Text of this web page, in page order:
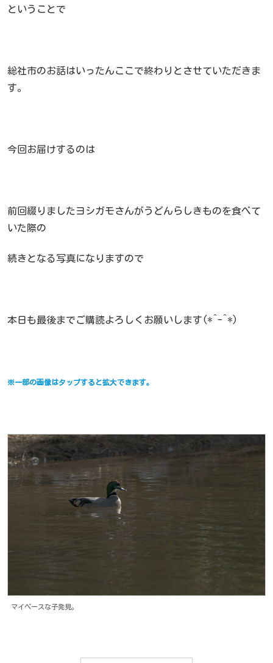
ということで
総社市のお話はいったんここで終わりとさせていただきま
す。
今回お届けするのは
前回綴りましたヨシガモさんがうどんらしきものを食べて
いた際の
続きとなる写真になりますので
本日も最後までご購読よろしくお願いします(*^-^*)
※一部の画像はタップすると拡大できます。
マイペースな子発見。